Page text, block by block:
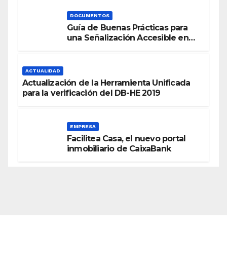
DOCUMENTOS
Guía de Buenas Prácticas para
una Señalización Accesible en
ACTUALIDAD
Actualización de la Herramienta Unificada
para la verificación del DB-HE 2019
EMPRESA
Facilitea Casa, el nuevo portal
inmobiliario de CaixaBank